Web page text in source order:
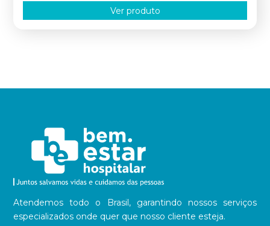
Ver produto
Atendemos todo o Brasil, garantindo nossos serviços
especializados onde quer que nosso cliente esteja.